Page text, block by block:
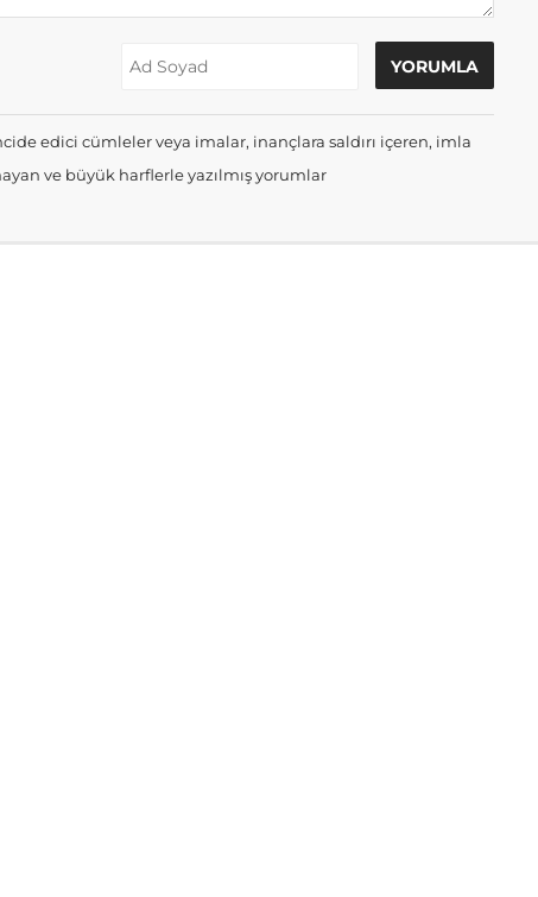
edici cümleler veya imalar, inançlara saldırı içeren, imla
ve büyük harflerle yazılmış yorumlar